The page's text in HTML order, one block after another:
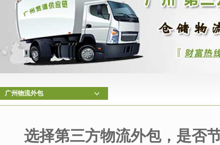
广州物流外包
选择第三方物流外包，是否